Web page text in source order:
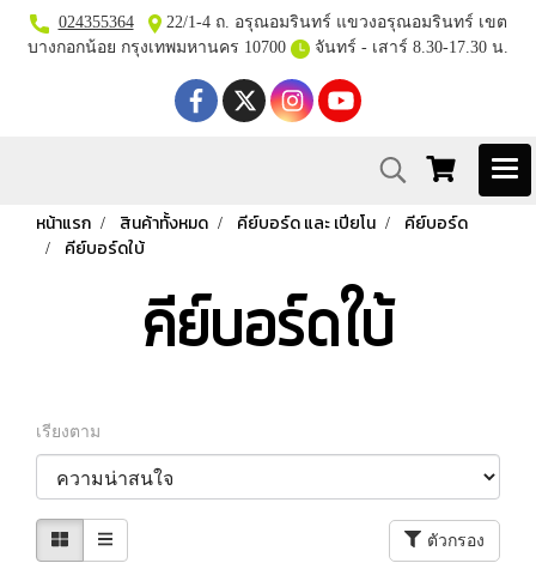
024355364
22/1-4 ถ. อรุณอมรินทร์ แขวงอรุณอมรินทร์ เขต
บางกอกน้อย กรุงเทพมหานคร 10700
จันทร์ - เสาร์ 8.30-17.30 น.
หน้าแรก สินค้าทั้งหมด คีย์บอร์ด และ เปียโน
คีย์บอร์ด
คีย์บอร์ดใบ้
คีย์บอร์ดใบ้
เรียงตาม
ตัวกรอง